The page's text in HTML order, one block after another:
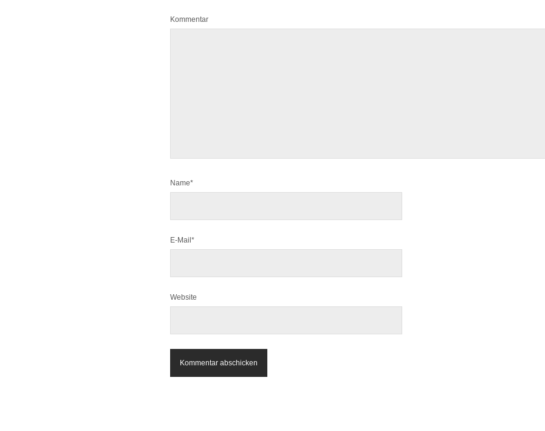
Kommentar
Name*
E-Mail*
Website